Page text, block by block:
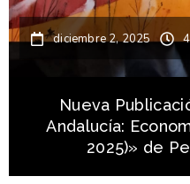
diciembre 2, 2025
Nueva
Andalucía:
2025)» de